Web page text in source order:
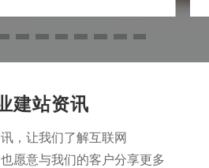
建站资讯
，让我们了解互联网
愿意与我们的客户分享更多